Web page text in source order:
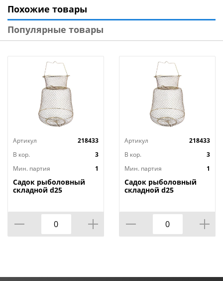
Похожие товары
Популярные товары
Артикул
218433
В кор.
3
Мин. партия
1
Садок рыболовный
складной d25
Артикул
218433
В кор.
3
Мин. партия
1
Садок рыболовный
складной d25